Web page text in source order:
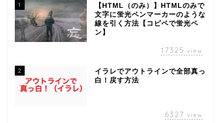
1
【HTML（のみ）】HTMLのみで
文字に蛍光ペンマーカーのような
線を引く方法【コピペで蛍光ペ
ン】
17325 view
2
イラレでアウトラインで全部真っ
白！戻す方法
6327 view